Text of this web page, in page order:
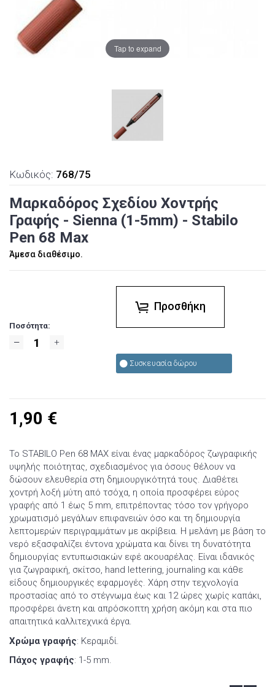
Tap to expand
Κωδικός: 768/75
Μαρκαδόρος Σχεδίου Χοντρής
Γραφής - Sienna (1-5mm) - Stabilo
Pen 68 Max
Άμεσα διαθέσιμο.
Ποσότητα:
Προσθήκη
Συσκευασία δώρου
1,90 €
Το STABILO Pen 68 MAX είναι ένας μαρκαδόρος ζωγραφικής
υψηλής ποιότητας, σχεδιασμένος για όσους θέλουν να
δώσουν ελευθερία στη δημιουργικότητά τους. Διαθέτει
χοντρή λοξή μύτη από τσόχα, η οποία προσφέρει εύρος
γραφής από 1 έως 5 mm, επιτρέποντας τόσο τον γρήγορο
χρωματισμό μεγάλων επιφανειών όσο και τη δημιουργία
λεπτομερών περιγραμμάτων με ακρίβεια. Η μελάνη με βάση το
νερό εξασφαλίζει έντονα χρώματα και δίνει τη δυνατότητα
δημιουργίας εντυπωσιακών εφέ ακουαρέλας. Είναι ιδανικός
για ζωγραφική, σκίτσο, hand lettering, journaling και κάθε
είδους δημιουργικές εφαρμογές. Χάρη στην τεχνολογία
προστασίας από το στέγνωμα έως και 12 ώρες χωρίς καπάκι,
προσφέρει άνετη και απρόσκοπτη χρήση ακόμη και στα πιο
απαιτητικά καλλιτεχνικά έργα.
Χρώμα γραφής: Κεραμιδί.
Πάχος γραφής: 1-5 mm.